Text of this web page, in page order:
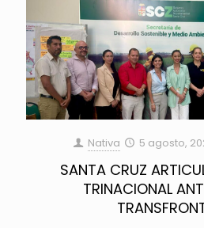
Nativa 5 agosto,
SANTA CRUZ
TRINACIONAL